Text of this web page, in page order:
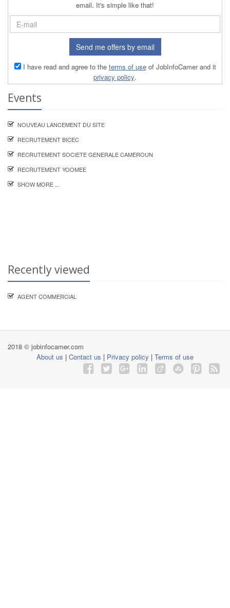
email. It's simple like that!
Send me offers by email
I have read and agree to the terms of useof JobInfoCamer and it
privacy policy.
Events
NOUVEAU LANCEMENT DU SITE
RECRUTEMENT BICEC
RECRUTEMENT SOCIETE GENERALE CAMEROUN
RECRUTEMENT YOOMEE
SHOW MORE ...
Recently viewed
AGENT COMMERCIAL
2018 © jobinfocamer.com
About us | Contact us | Privacy policy | Terms of use